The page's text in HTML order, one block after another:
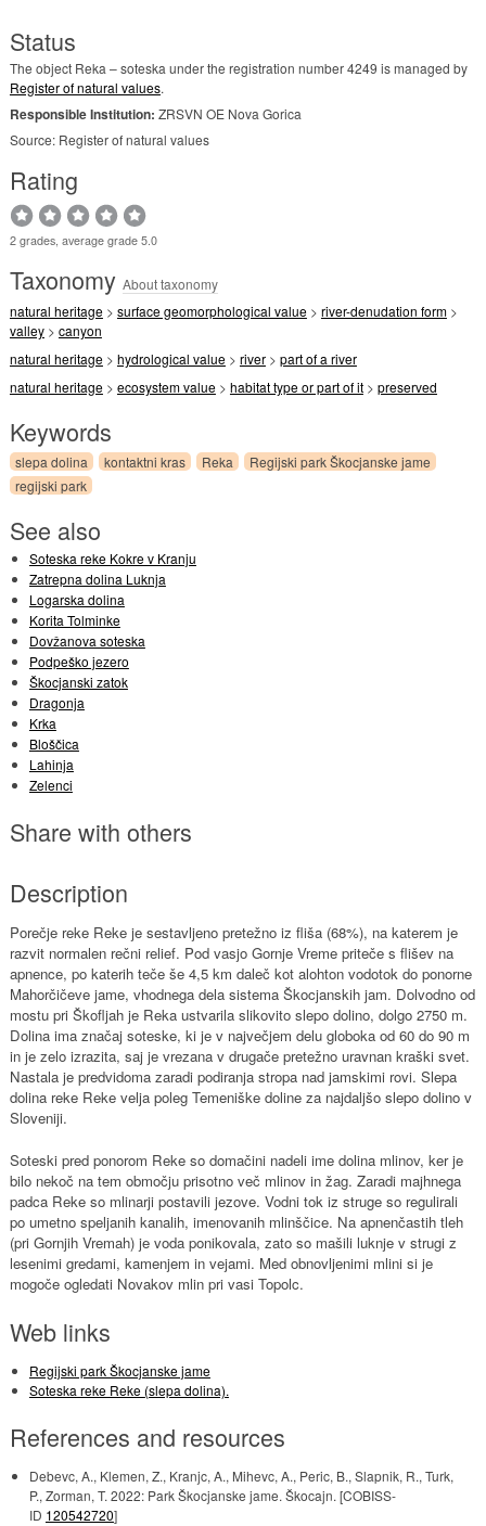
Status
The object Reka – soteska under the registration number 4249 is managed by
Register of natural values.
Responsible Institution: ZRSVN OE Nova Gorica
Source: Register of natural values
Rating
2 grades, average grade 5.0
Taxonomy About taxonomy
natural heritage> surface geomorphological value> river-denudation form>
valley> canyon
natural heritage> hydrological value> river> part of a river
natural heritage> ecosystem value> habitat type or part of it> preserved
Keywords
slepa dolina kontaktni kras Reka
Regijski park Škocjanske jame
regijski park
See also
Soteska reke Kokre v Kranju
Zatrepna dolina Luknja
Logarska dolina
Korita Tolminke
Dovžanova soteska
Podpeško jezero
Škocjanski zatok
Dragonja
Krka
Bloščica
Lahinja
Zelenci
Share with others
Description
Porečje reke Reke je sestavljeno pretežno iz fliša (68%), na katerem je
razvit normalen rečni relief. Pod vasjo Gornje Vreme priteče s flišev na
apnence, po katerih teče še 4,5 km daleč kot alohton vodotok do ponorne
Mahorčičeve jame, vhodnega dela sistema Škocjanskih jam. Dolvodno od
mostu pri Škofljah je Reka ustvarila slikovito slepo dolino, dolgo 2750 m.
Dolina ima značaj soteske, ki je v največjem delu globoka od 60 do 90 m
in je zelo izrazita, saj je vrezana v drugače pretežno uravnan kraški svet.
Nastala je predvidoma zaradi podiranja stropa nad jamskimi rovi. Slepa
dolina reke Reke velja poleg Temeniške doline za najdaljšo slepo dolino v
Sloveniji.
Soteski pred ponorom Reke so domačini nadeli ime dolina mlinov, ker je
bilo nekoč na tem območju prisotno več mlinov in žag. Zaradi majhnega
padca Reke so mlinarji postavili jezove. Vodni tok iz struge so regulirali
po umetno speljanih kanalih, imenovanih mlinščice. Na apnenčastih tleh
(pri Gornjih Vremah) je voda ponikovala, zato so mašili luknje v strugi z
lesenimi gredami, kamenjem in vejami. Med obnovljenimi mlini si je
mogoče ogledati Novakov mlin pri vasi Topolc.
Web links
Regijski park Škocjanske jame
Soteska reke Reke (slepa dolina).
References and resources
Debevc, A., Klemen, Z., Kranjc, A., Mihevc, A., Peric, B., Slapnik, R., Turk,
P., Zorman, T. 2022: Park Škocjanske jame. Škocajn. [COBISS-
ID 120542720]